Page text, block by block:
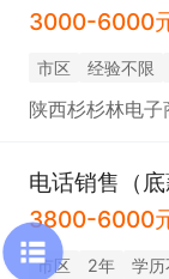
3000-6000
市区 经验不限
陕西杉杉林电子
电话销售（
3800-6000
市区 2年 学历